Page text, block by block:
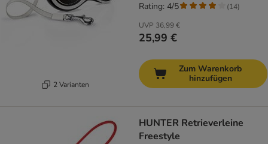
2 Varianten
UVP 36,99 €
25,99 €
Rating: 4/5 (14)
Zum Warenkorb
hinzufügen
HUNTER Retrieverleine
Freestyle